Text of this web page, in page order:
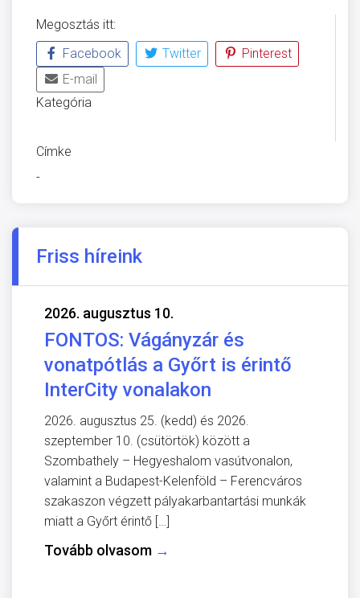
Megosztás itt:
Facebook
Twitter
Pinterest
E-mail
Kategória
Címke
-
Friss híreink
2026. augusztus 10.
FONTOS: Vágányzár és
vonatpótlás a Győrt is érintő
InterCity vonalakon
2026. augusztus 25. (kedd) és 2026.
szeptember 10. (csütörtök) között a
Szombathely – Hegyeshalom vasútvonalon,
valamint a Budapest-Kelenföld – Ferencváros
szakaszon végzett pályakarbantartási munkák
miatt a Győrt érintő […]
Tovább olvasom →